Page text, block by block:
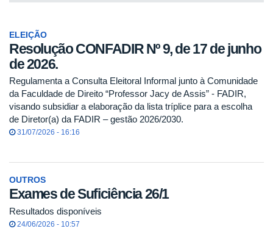
ELEIÇÃO
Resolução CONFADIR Nº 9, de 17 de junho
de 2026.
Regulamenta a Consulta Eleitoral Informal junto à Comunidade
da Faculdade de Direito “Professor Jacy de Assis” - FADIR,
visando subsidiar a elaboração da lista tríplice para a escolha
de Diretor(a) da FADIR – gestão 2026/2030.
31/07/2026 - 16:16
OUTROS
Exames de Suficiência 26/1
Resultados disponíveis
24/06/2026 - 10:57